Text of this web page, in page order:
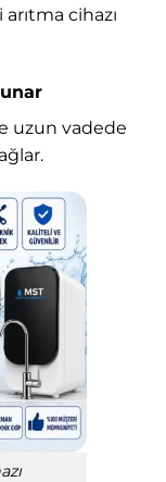
cihazı
uzun vadede